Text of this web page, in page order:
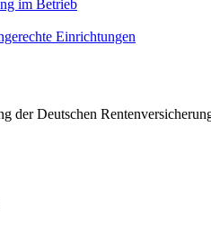
im Betrieb
Einrichtungen
der Deutschen